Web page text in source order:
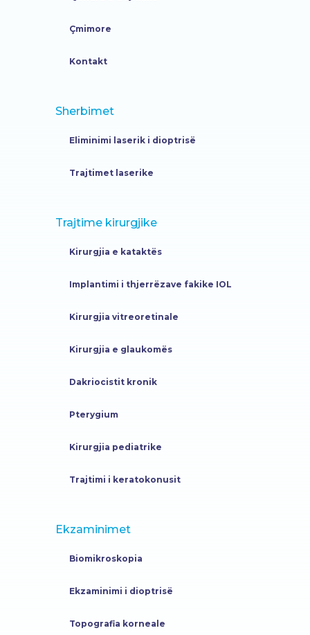
Çmimore
Kontakt
Sherbimet
Eliminimi laserik i dioptrisë
Trajtimet laserike
Trajtime kirurgjike
Kirurgjia e kataktës
Implantimi i thjerrëzave fakike IOL
Kirurgjia vitreoretinale
Kirurgjia e glaukomës
Dakriocistit kronik
Pterygium
Kirurgjia pediatrike
Trajtimi i keratokonusit
Ekzaminimet
Biomikroskopia
Ekzaminimi i dioptrisë
Topografia korneale